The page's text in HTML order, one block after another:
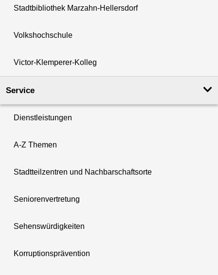
Stadtbibliothek Marzahn-Hellersdorf
Volkshochschule
Victor-Klemperer-Kolleg
Service
Dienstleistungen
A-Z Themen
Stadtteilzentren und Nachbarschaftsorte
Seniorenvertretung
Sehenswürdigkeiten
Korruptionsprävention